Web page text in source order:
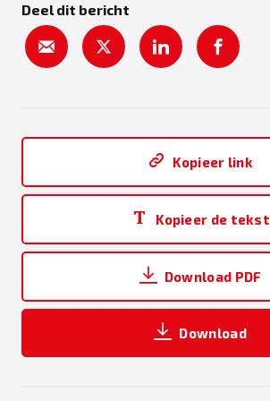
Deel dit bericht
Kopieer link
Kopieer de tekst
Download PDF
Download